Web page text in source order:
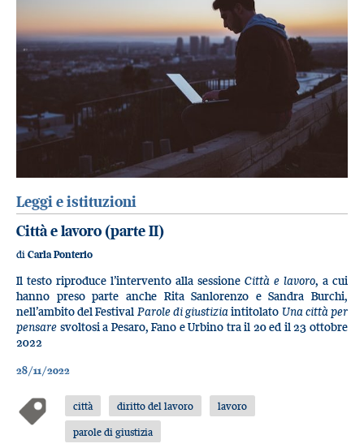
Leggi e istituzioni
Città e lavoro (parte II)
di Carla Ponterio
Il testo riproduce l’intervento alla sessione Città e lavoro, a cui
hanno preso parte anche Rita Sanlorenzo e Sandra Burchi,
nell’ambito del Festival Parole di giustiziaintitolato Una città per
pensare svoltosi a Pesaro, Fano e Urbino tra il 20 ed il 23 ottobre
2022
28/11/2022
città diritto del lavoro
lavoro
parole di giustizia